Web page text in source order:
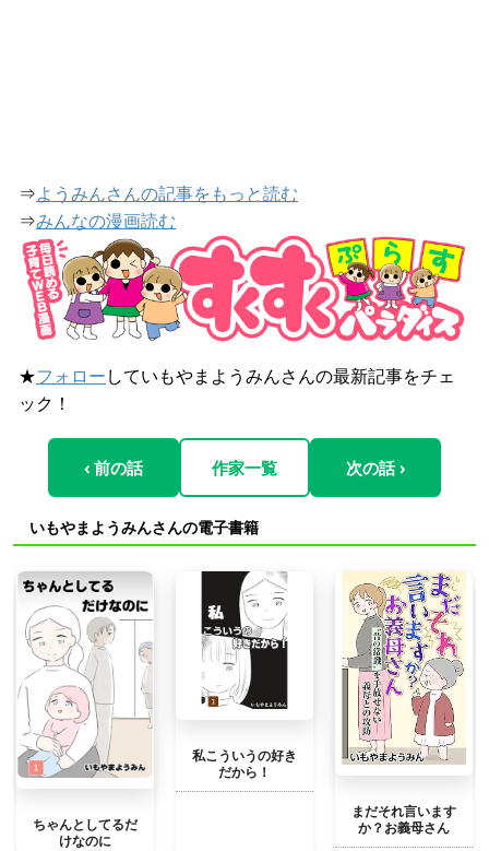
⇒ようみんさんの記事をもっと読む
⇒みんなの漫画読む
★フォロー していもやまようみんさんの最新記事をチェ
ック！
‹ 前の話 作家一覧 次の話 ›
いもやまようみんさんの電子書籍
ちゃんとしてるだ
けなのに
私こういうの好き
だから！
まだそれ言います
か？お義母さん